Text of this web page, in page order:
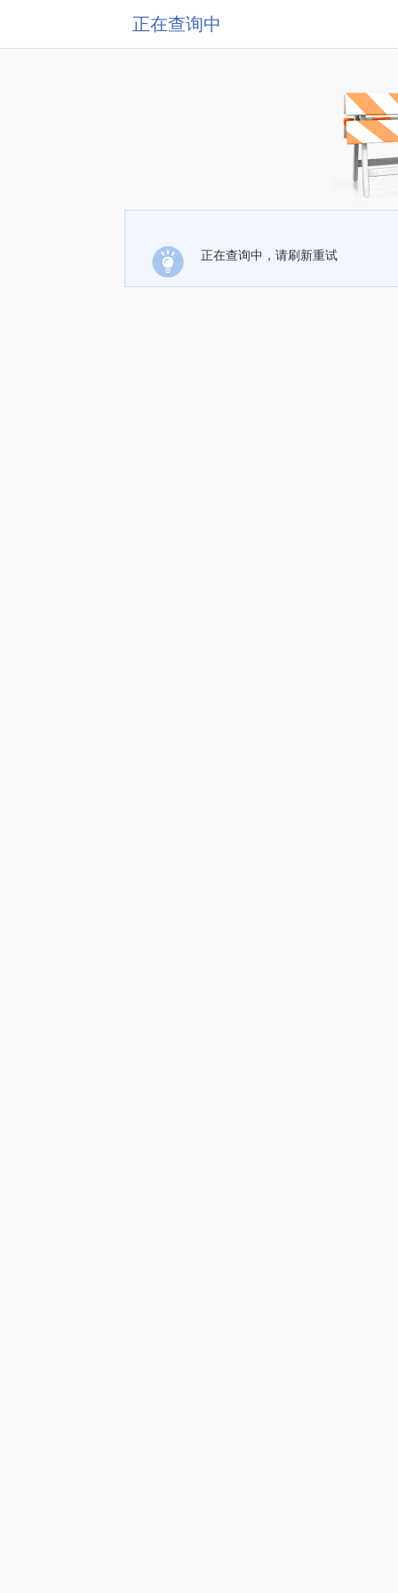
正在查询中
正在查询中，请刷新重试